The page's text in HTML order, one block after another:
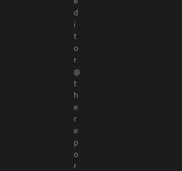
e
d
i
t
o
r
@
t
h
e
r
e
p
o